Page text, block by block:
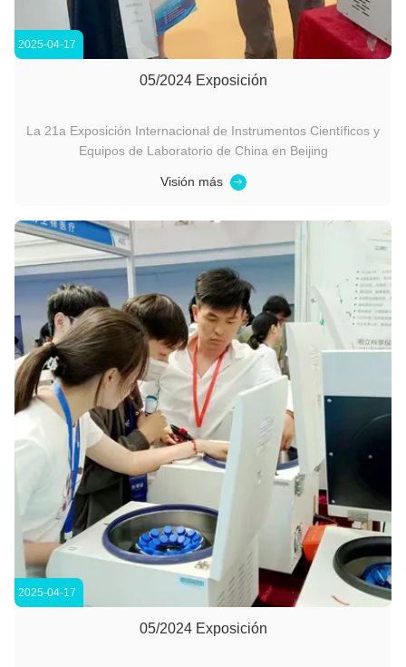
2025-04-17
05/2024 Exposición
La 21a Exposición Internacional de Instrumentos Científicos y
Equipos de Laboratorio de China en Beijing
Visión más
2025-04-17
05/2024 Exposición